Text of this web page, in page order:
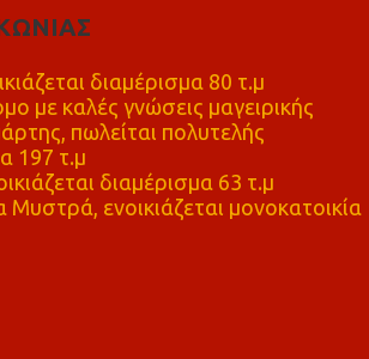
διαμέρισμα 80 τ.μ
με καλές γνώσεις μαγειρικής
πωλείται πολυτελής
197 τ.μ
διαμέρισμα 63 τ.μ
Μυστρά, ενοικιάζεται μονοκατοικία